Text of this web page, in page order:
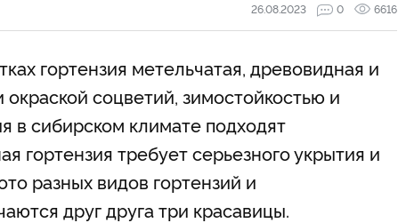
26.08.2023
0 6616
гортензия метельчатая, древовидная и
соцветий, зимостойкостью и
в сибирском климате подходят
гортензия требует серьезного укрытия и
разных видов гортензий и
друг друга три красавицы.